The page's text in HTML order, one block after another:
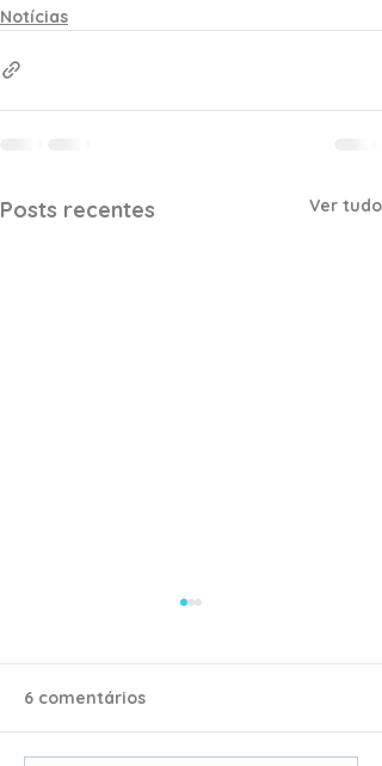
Notícias
Posts recentes Ver tudo
6 comentários